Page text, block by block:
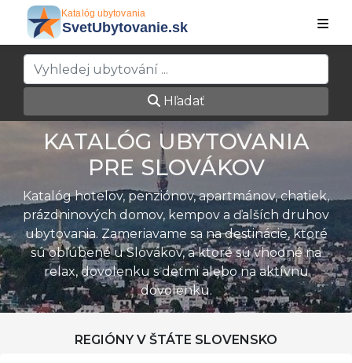
Hľadať
KATALÓG UBYTOVANIA
PRE SLOVÁKOV
Katalóg hotelov, penziónov, apartmánov, chatiek,
prázdninových domov, kempov a ďalších druhov
ubytovania. Zameriavame sa na destinácie, ktoré
sú obľúbené u Slovákov, a ktoré sú vhodné na
relax, dovolenku s deťmi alebo na aktívnu
dovolenku.
REGIÓNY V ŠTÁTE SLOVENSKO